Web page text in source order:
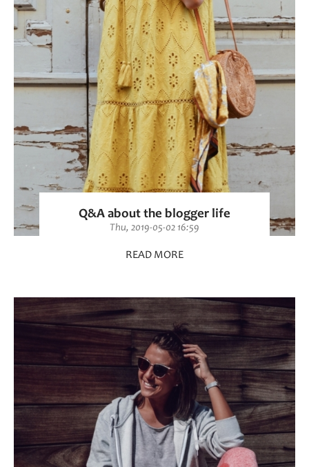
Q&A about the blogger life
Thu, 2019-05-02 16:59
READ MORE